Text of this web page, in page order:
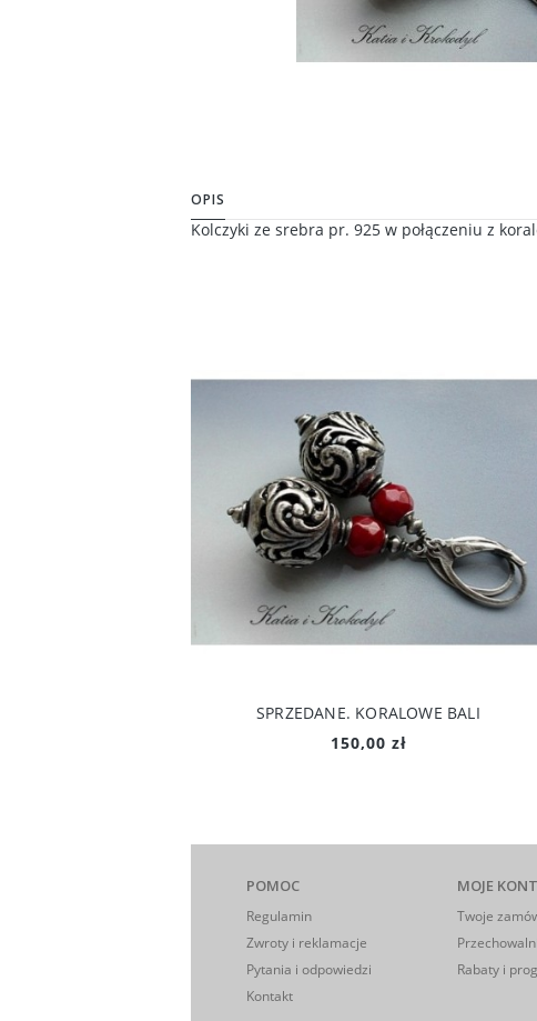
OPIS
Kolczyki ze srebra pr. 925 w połączeniu z
SPRZEDANE. KORALOWE BALI
150,00 zł
POMOC
Regulamin
Zwroty i reklamacje
Pytania i odpowiedzi
Kontakt
MOJE
Twoje
Rabaty i